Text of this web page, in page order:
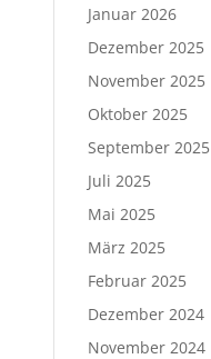
Januar 2026
Dezember 2025
November 2025
Oktober 2025
September 2025
Juli 2025
Mai 2025
März 2025
Februar 2025
Dezember 2024
November 2024